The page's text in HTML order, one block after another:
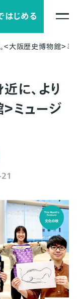
はじめる
＜大阪歴史博物館＞ミ
に、より
ミュージ